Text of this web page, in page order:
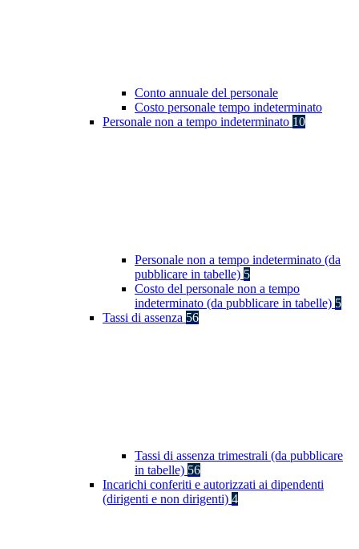
Conto annuale del personale
Costo personale tempo indeterminato
Personale non a tempo indeterminato 10
Personale non a tempo indeterminato (da
pubblicare in tabelle) 5
Costo del personale non a tempo
indeterminato (da pubblicare in tabelle) 5
Tassi di assenza 56
Tassi di assenza trimestrali (da pubblicare
in tabelle) 56
Incarichi conferiti e autorizzati ai dipendenti
(dirigenti e non dirigenti) 4